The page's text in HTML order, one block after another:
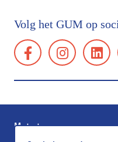
Groepsbezoek
Schoolbezoek
Museum Shop
Salon
Volg het GUM op
facebook:
https://
instagram:
https://
Met steun van